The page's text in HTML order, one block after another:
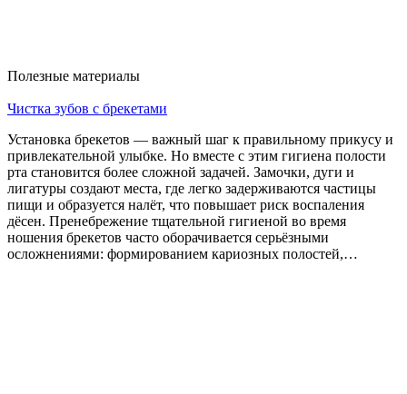
Полезные материалы
Чистка зубов с брекетами
Установка брекетов — важный шаг к правильному прикусу и
привлекательной улыбке. Но вместе с этим гигиена полости
рта становится более сложной задачей. Замочки, дуги и
лигатуры создают места, где легко задерживаются частицы
пищи и образуется налёт, что повышает риск воспаления
дёсен. Пренебрежение тщательной гигиеной во время
ношения брекетов часто оборачивается серьёзными
осложнениями: формированием кариозных полостей,…